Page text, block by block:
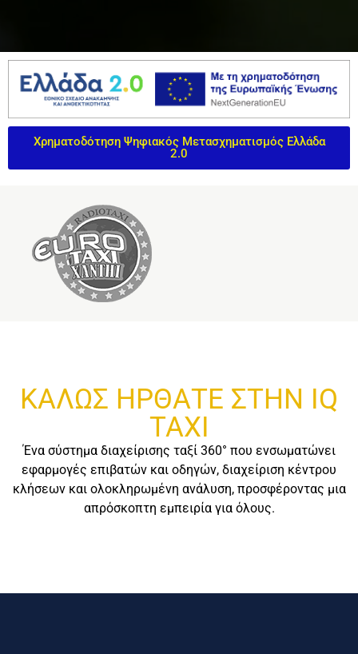
Χρηματοδότηση Ψηφιακός Μετασχηματισμός Ελλάδα
2.0
ΚΑΛΩΣ ΗΡΘΑΤΕ ΣΤΗΝ IQ
TAXI
Ένα σύστημα διαχείρισης ταξί 360° που ενσωματώνει
εφαρμογές επιβατών και οδηγών, διαχείριση κέντρου
κλήσεων και ολοκληρωμένη ανάλυση, προσφέροντας μια
απρόσκοπτη εμπειρία για όλους.